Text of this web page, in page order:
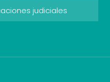
judiciales